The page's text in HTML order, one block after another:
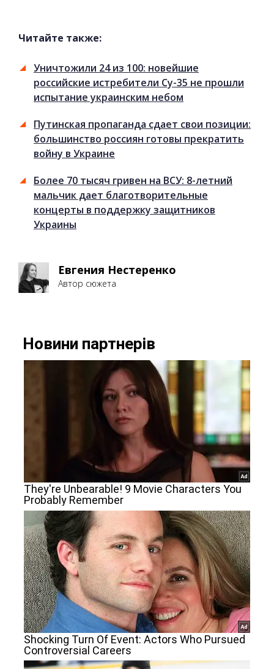
Читайте также:
Уничтожили 24 из 100: новейшие
российские истребители Су-35 не прошли
испытание украинским небом
Путинская пропаганда сдает свои позиции:
большинство россиян готовы прекратить
войну в Украине
Более 70 тысяч гривен на ВСУ: 8-летний
мальчик дает благотворительные
концерты в поддержку защитников
Украины
Евгения Нестеренко
Автор сюжета